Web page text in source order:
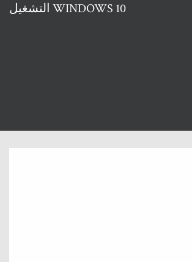
التشغيل WINDOWS 10